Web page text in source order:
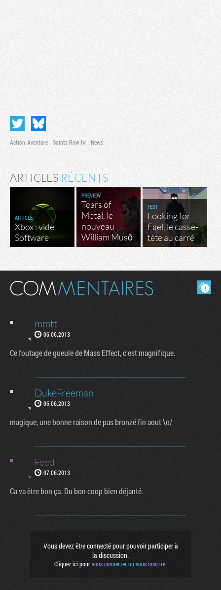
Action-Aventure Saints Row IV News
ARTICLES RÉCENTS
ARTICLE
Xbox : vide
Software
PREVIEW
Tears of
Metal, le
nouveau
William Musō
TEST
Looking for
Fael, le casse-
tête au carré
Masquer les commentaires lus.
mmtt
06.06.2013
Ce foutage de gueule de Mass Effect, c'est magnifique.
DukeFreeman
06.06.2013
magique, une bonne raison de pas bronzé fin aout \o/
Feed
07.06.2013
Ca va être bon ça. Du bon coop bien déjanté.
Vous devez être connecté pour pouvoir participer à
la discussion.
Cliquez ici pourvous connecter ou vous inscrire.